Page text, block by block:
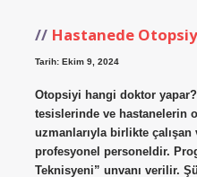
Hastanede
Tarih: Ekim 9, 2024
Otopsiyi hangi doktor
tesislerinde ve hastanelerin
uzmanlarıyla birlikte çalışan
profesyonel personeldir.
Teknisyeni” unvanı verilir.